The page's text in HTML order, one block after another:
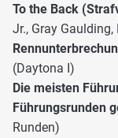
To the Back
Jr., Gray
(Daytona I)
Die meisten
Führungsrunden
Runden)